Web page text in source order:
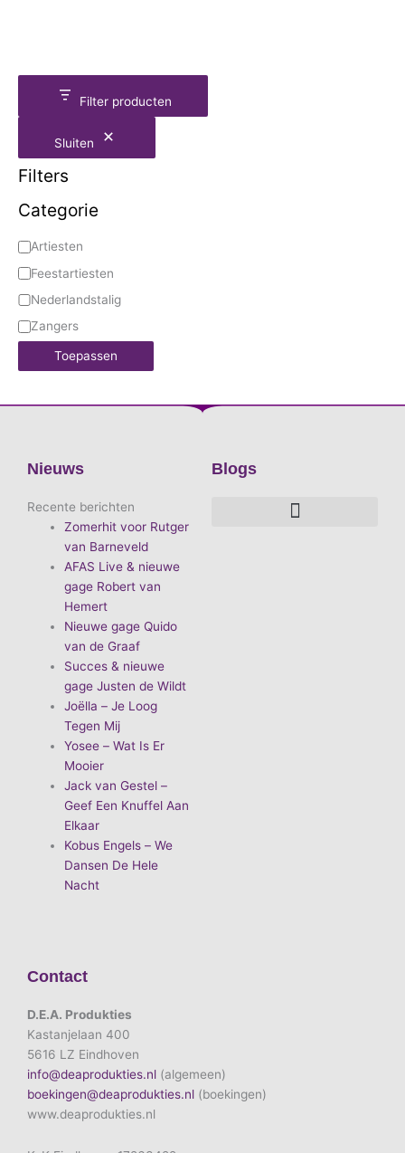
Filter producten
Sluiten
Filters
Categorie
Artiesten
Feestartiesten
Nederlandstalig
Zangers
Toepassen
Nieuws
Recente berichten
Zomerhit voor Rutger
van Barneveld
AFAS Live & nieuwe
gage Robert van
Hemert
Nieuwe gage Quido
van de Graaf
Succes & nieuwe
gage Justen de Wildt
Joëlla – Je Loog
Tegen Mij
Yosee – Wat Is Er
Mooier
Jack van Gestel –
Geef Een Knuffel Aan
Elkaar
Kobus Engels – We
Dansen De Hele
Nacht
Blogs
Contact
D.E.A. Produkties
Kastanjelaan 400
5616 LZ Eindhoven
info@deaprodukties.nl (algemeen)
boekingen@deaprodukties.nl (boekingen)
www.deaprodukties.nl